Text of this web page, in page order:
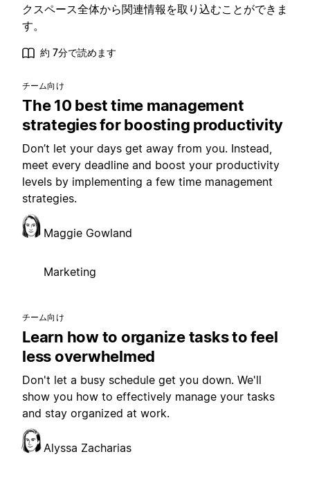
クスペース全体から関連情報を取り込むことができま
す。
約 7分で読めます
チーム向け
The 10 best time management
strategies for boosting productivity
Don’t let your days get away from you. Instead,
meet every deadline and boost your productivity
levels by implementing a few time management
strategies.
Maggie Gowland
Marketing
チーム向け
Learn how to organize tasks to feel
less overwhelmed
Don't let a busy schedule get you down. We'll
show you how to effectively manage your tasks
and stay organized at work.
Alyssa Zacharias